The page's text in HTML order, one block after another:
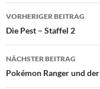
VORHERIGER BEITRAG
Die Pest – Staffel 2
NÄCHSTER BEITRAG
Pokémon Ranger und